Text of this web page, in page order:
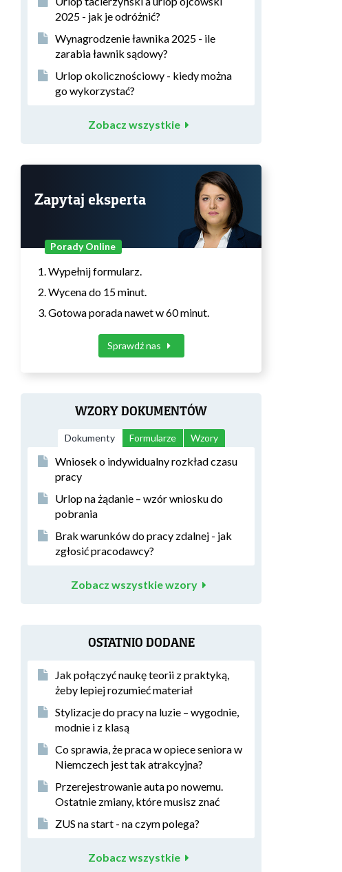
2025 - jak je odróżnić?
Wynagrodzenie ławnika 2025 - ile
zarabia ławnik sądowy?
Urlop okolicznościowy - kiedy można
go wykorzystać?
Zobacz wszystkie
Zapytaj eksperta
Porady Online
Wypełnij formularz.
Wycena do 15 minut.
Gotowa porada nawet w 60 minut.
Sprawdź nas
WZORY DOKUMENTÓW
Dokumenty Formularze Wzory
Wniosek o indywidualny rozkład czasu
pracy
Urlop na żądanie – wzór wniosku do
pobrania
Brak warunków do pracy zdalnej - jak
zgłosić pracodawcy?
Zobacz wszystkie wzory
OSTATNIO DODANE
Jak połączyć naukę teorii z praktyką,
żeby lepiej rozumieć materiał
Stylizacje do pracy na luzie – wygodnie,
modnie i z klasą
Co sprawia, że praca w opiece seniora w
Niemczech jest tak atrakcyjna?
Przerejestrowanie auta po nowemu.
Ostatnie zmiany, które musisz znać
ZUS na start - na czym polega?
Zobacz wszystkie